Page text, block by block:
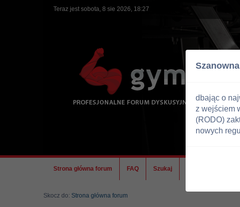
Teraz jest sobota, 8 sie 2026, 18:27
Strona główna forum FAQ Szukaj
Skocz do: Strona główna forum
dbając o
z wejściem
(RODO)
nowych